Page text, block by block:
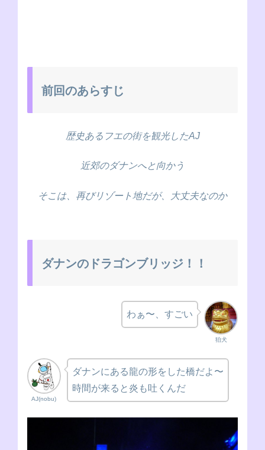
前回のあらすじ
歴史あるフエの街を観光したAJ
近郊のダナンへと向かう
そこは、再びリゾート地だが、大丈夫なのか
ダナンのドラゴンブリッジ！！
狛犬
わぁ〜、すごい
AJ(nobu)
ダナンにある龍の形をした橋だよ〜
時間が来ると炎も吐くんだ